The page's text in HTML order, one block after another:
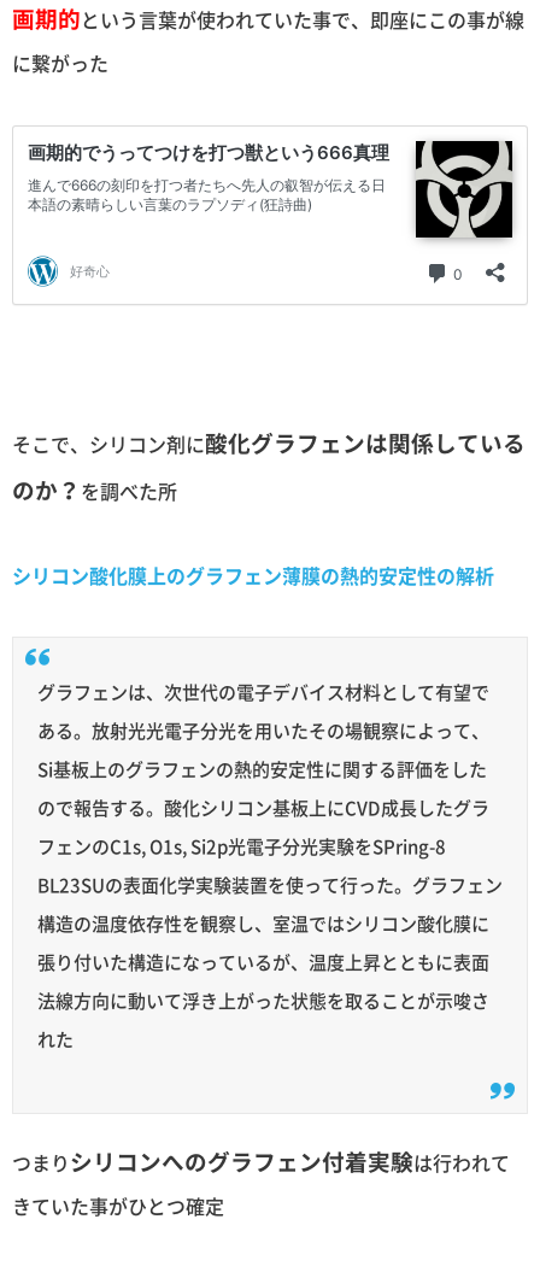
画期的という言葉が使われていた事で、即座にこの事が線
に繋がった
そこで、シリコン剤に酸化グラフェンは関係している
のか？ を調べた所
シリコン酸化膜上のグラフェン薄膜の熱的安定性の解析
グラフェンは、次世代の電子デバイス材料として有望で
ある。放射光光電子分光を用いたその場観察によって、
Si基板上のグラフェンの熱的安定性に関する評価をした
ので報告する。酸化シリコン基板上にCVD成長したグラ
フェンのC1s, O1s, Si2p光電子分光実験をSPring-8
BL23SUの表面化学実験装置を使って行った。グラフェン
構造の温度依存性を観察し、室温ではシリコン酸化膜に
張り付いた構造になっているが、温度上昇とともに表面
法線方向に動いて浮き上がった状態を取ることが示唆さ
れた
つまりシリコンへのグラフェン付着実験は行われて
きていた事がひとつ確定